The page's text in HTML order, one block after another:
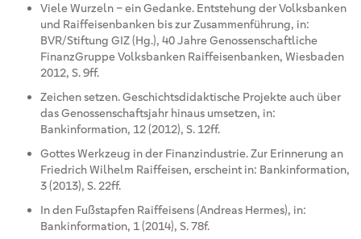
Viele Wurzeln – ein Gedanke. Entstehung der Volksbanken
und Raiffeisenbanken bis zur Zusammenführung, in:
BVR/Stiftung GIZ (Hg.), 40 Jahre Genossenschaftliche
FinanzGruppe Volksbanken Raiffeisenbanken, Wiesbaden
2012, S. 9ff.
Zeichen setzen. Geschichtsdidaktische Projekte auch über
das Genossenschaftsjahr hinaus umsetzen, in:
Bankinformation, 12 (2012), S. 12ff.
Gottes Werkzeug in der Finanzindustrie. Zur Erinnerung an
Friedrich Wilhelm Raiffeisen, erscheint in: Bankinformation,
3 (2013), S. 22ff.
In den Fußstapfen Raiffeisens (Andreas Hermes), in:
Bankinformation, 1 (2014), S. 78f.